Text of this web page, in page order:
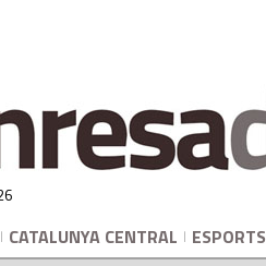
CATALUNYA CENTRAL ESPORTS